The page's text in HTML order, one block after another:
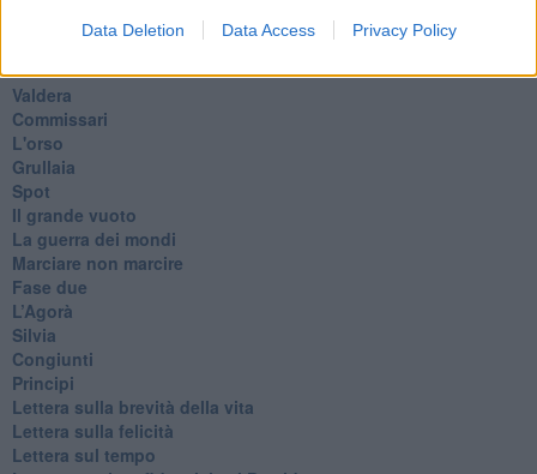
Data Deletion Data Access Privacy Policy
Destino
Valdera
Commissari
L'orso
Grullaia
Spot
​Il grande vuoto
​La guerra dei mondi
Marciare non marcire
Fase due
L’Agorà
Silvia
Congiunti
Principi
​Lettera sulla brevità della vita
​Lettera sulla felicità
​Lettera sul tempo